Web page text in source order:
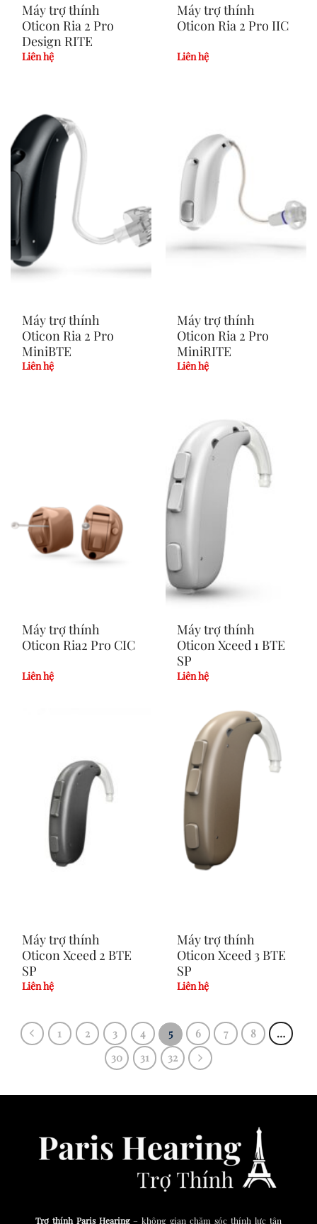
Máy trợ thính
Oticon Ria 2 Pro
Design RITE
Liên hệ
Máy trợ thính
Oticon Ria 2 Pro IIC
Liên hệ
Máy trợ thính
Oticon Ria 2 Pro
MiniBTE
Liên hệ
Máy trợ thính
Oticon Ria 2 Pro
MiniRITE
Liên hệ
Máy trợ thính
Oticon Ria2 Pro CIC
Liên hệ
Máy trợ thính
Oticon Xceed 1 BTE
SP
Liên hệ
Máy trợ thính
Oticon Xceed 2 BTE
SP
Liên hệ
Máy trợ thính
Oticon Xceed 3 BTE
SP
Liên hệ
1 2 3 4 5 6 7 8
…
30
31 32
Trợ thính Paris Hearing– không gian chăm sóc thính lực tận